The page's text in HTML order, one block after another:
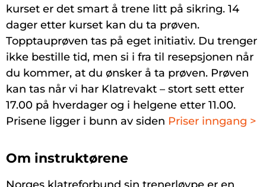
kurset er det smart å trene litt på sikring. 14
dager etter kurset kan du ta prøven.
Topptauprøven tas på eget initiativ. Du trenger
ikke bestille tid, men si i fra til resepsjonen når
du kommer, at du ønsker å ta prøven. Prøven
kan tas når vi har Klatrevakt – stort sett etter
17.00 på hverdager og i helgene etter 11.00.
Prisene ligger i bunn av siden Priser inngang >
Om instruktørene